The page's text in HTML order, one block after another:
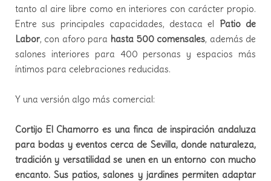
tanto al aire libre como en interiores con carácter propio.
Entre sus principales capacidades, destaca el Patio de
Labor, con aforo para hasta 500 comensales, además de
salones interiores para 400 personas y espacios más
íntimos para celebraciones reducidas.
Y una versión algo más comercial:
Cortijo El Chamorro es una finca de inspiración andaluza
para bodas y eventos cerca de Sevilla, donde naturaleza,
tradición y versatilidad se unen en un entorno con mucho
encanto. Sus patios, salones y jardines permiten adaptar